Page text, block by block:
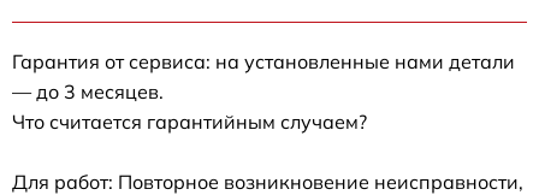
Гарантия от сервиса: на установленные нами детали
— до 3 месяцев.
Что считается гарантийным случаем?
Для работ: Повторное возникновение неисправности,